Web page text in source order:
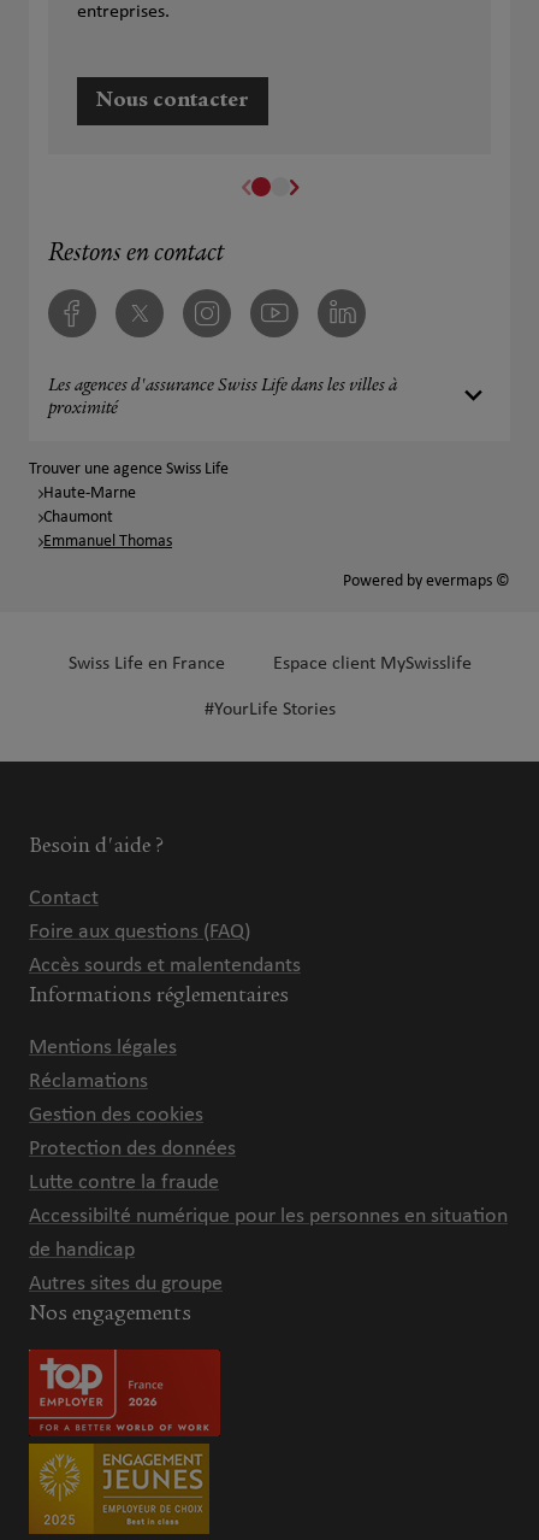
entreprises.
Nous contacter
Restons en contact
FacebookTwitter InstagramYoutube Linkedin
Les agences d'assurance Swiss Life dans les villes à
proximité
Trouver une agence Swiss Life
Haute-Marne
Chaumont
Emmanuel Thomas
Powered by evermaps ©
Swiss Life en France Espace client MySwisslife
#YourLife Stories
Besoin d'aide ?
Contact
Foire aux questions (FAQ)
Accès sourds et malentendants
Informations réglementaires
Mentions légales
Réclamations
Gestion des cookies
Protection des données
Lutte contre la fraude
Accessibilté numérique pour les personnes en situation
de handicap
Autres sites du groupe
Nos engagements